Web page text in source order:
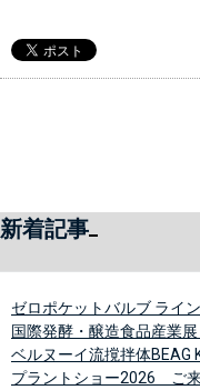
新着記事
ゼロポケットバルブ ライ
国際発酵・醸造食品産業
ベルヌーイ流撹拌体BEAG
プラントショー2026 ご